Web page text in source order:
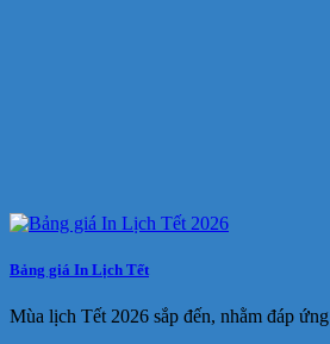
Bảng giá In Lịch Tết
Mùa lịch Tết 2026 sắp đến, nhằm đáp